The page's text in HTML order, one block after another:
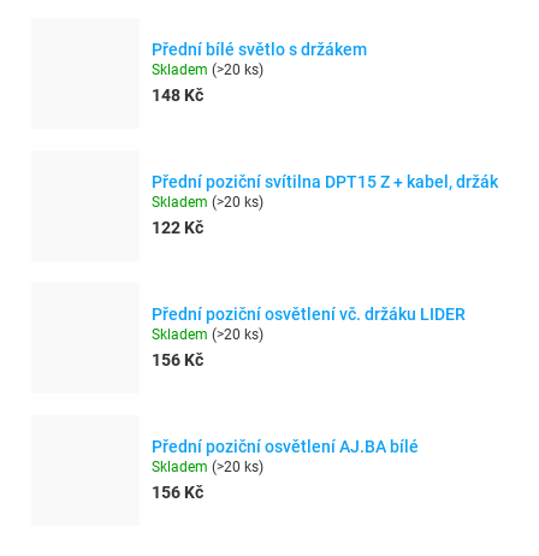
Přední bílé světlo s držákem
Skladem (>20 ks)
148 Kč
Přední poziční svítilna DPT15 Z + kabel, držák
Skladem (>20 ks)
122 Kč
Přední poziční osvětlení vč. držáku LIDER
Skladem (>20 ks)
156 Kč
Přední poziční osvětlení AJ.BA bílé
Skladem (>20 ks)
156 Kč